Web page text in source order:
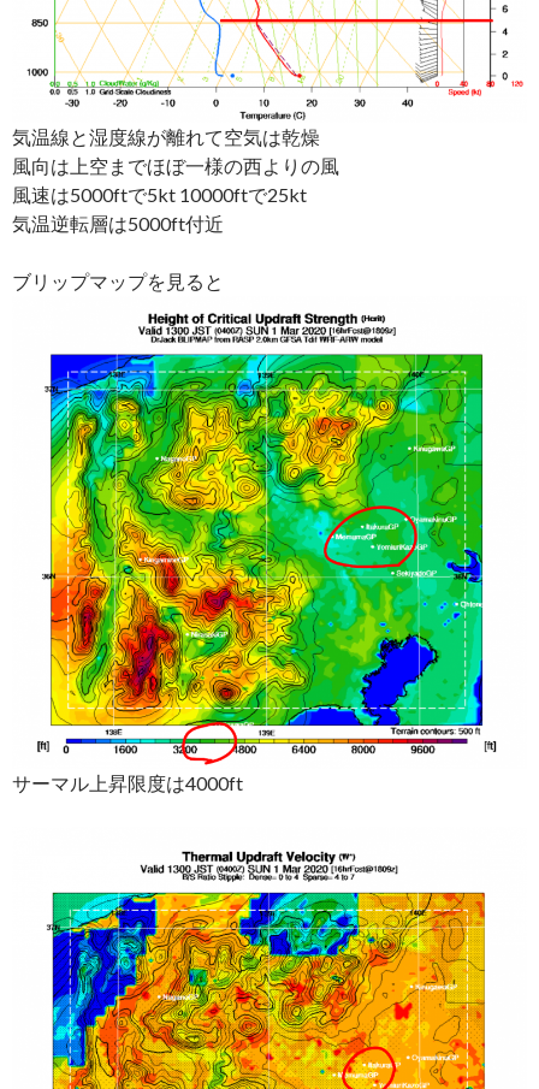
気温線と湿度線が離れて空気は乾燥
風向は上空までほぼ一様の西よりの風
風速は5000ftで5kt 10000ftで25kt
気温逆転層は5000ft付近
ブリップマップを見ると
サーマル上昇限度は4000ft